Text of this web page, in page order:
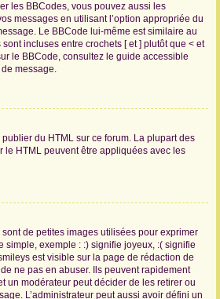
les BBCodes, vous pouvez aussi les
messages en utilisant l’option appropriée du
Le BBCode lui-même est similaire au
incluses entre crochets [ et ] plutôt que < et
le BBCode, consultez le guide accessible
message.
publier du HTML sur ce forum. La plupart des
le HTML peuvent être appliquées avec les
de petites images utilisées pour exprimer
simple, exemple : :) signifie joyeux, :( signifie
est visible sur la page de rédaction de
ne pas en abuser. Ils peuvent rapidement
un modérateur peut décider de les retirer ou
L’administrateur peut aussi avoir défini un